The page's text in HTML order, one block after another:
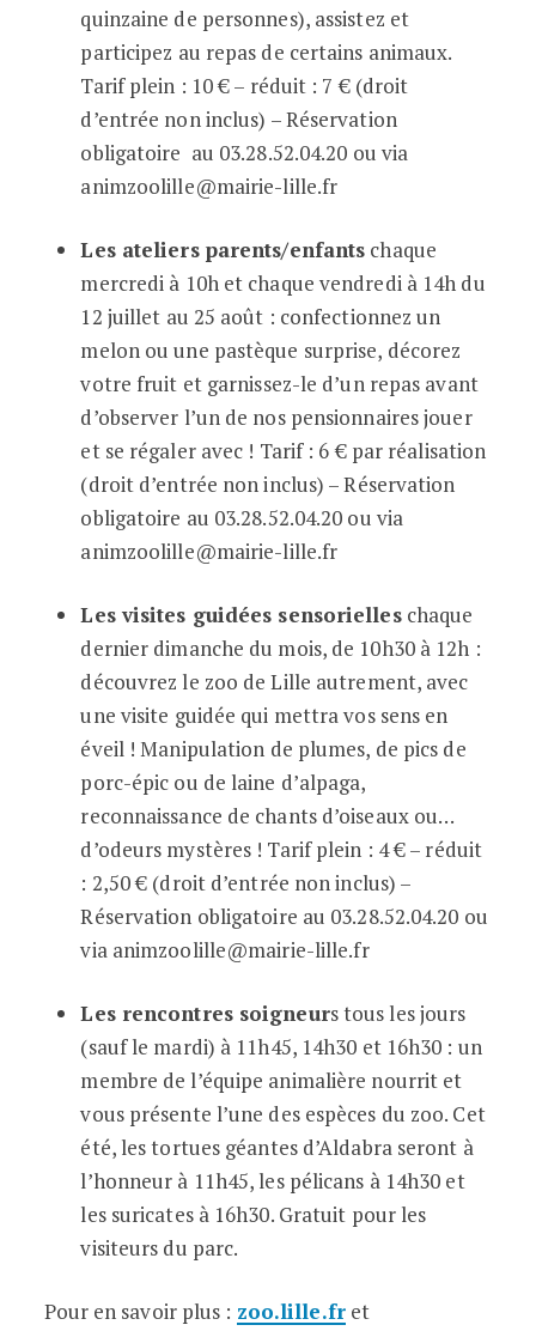
quinzaine de personnes), assistez et
participez au repas de certains animaux.
Tarif plein : 10 € – réduit : 7 € (droit
d’entrée non inclus) – Réservation
obligatoire au 03.28.52.04.20 ou via
animzoolille@mairie-lille.fr
Les ateliers parents/enfants chaque
mercredi à 10h et chaque vendredi à 14h du
12 juillet au 25 août : confectionnez un
melon ou une pastèque surprise, décorez
votre fruit et garnissez-le d’un repas avant
d’observer l’un de nos pensionnaires jouer
et se régaler avec ! Tarif : 6 € par réalisation
(droit d’entrée non inclus) – Réservation
obligatoire au 03.28.52.04.20 ou via
animzoolille@mairie-lille.fr
Les visites guidées sensorielleschaque
dernier dimanche du mois, de 10h30 à 12h :
découvrez le zoo de Lille autrement, avec
une visite guidée qui mettra vos sens en
éveil ! Manipulation de plumes, de pics de
porc-épic ou de laine d’alpaga,
reconnaissance de chants d’oiseaux ou…
d’odeurs mystères ! Tarif plein : 4 € – réduit
: 2,50 € (droit d’entrée non inclus) –
Réservation obligatoire au 03.28.52.04.20 ou
via animzoolille@mairie-lille.fr
Les rencontres soigneurs tous les jours
(sauf le mardi) à 11h45, 14h30 et 16h30 : un
membre de l’équipe animalière nourrit et
vous présente l’une des espèces du zoo. Cet
été, les tortues géantes d’Aldabra seront à
l’honneur à 11h45, les pélicans à 14h30 et
les suricates à 16h30. Gratuit pour les
visiteurs du parc.
Pour en savoir plus : zoo.lille.fret